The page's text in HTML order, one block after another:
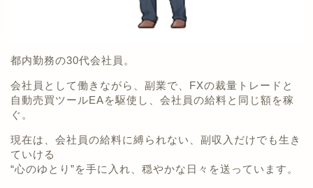
都内勤務の30代会社員。
会社員として働きながら、副業で、FXの裁量トレードと
自動売買ツールEAを駆使し、会社員の給料と同じ額を稼
ぐ。
現在は、会社員の給料に縛られない、副収入だけでも生き
ていける
“心のゆとり”を手に入れ、穏やかな日々を送っています。